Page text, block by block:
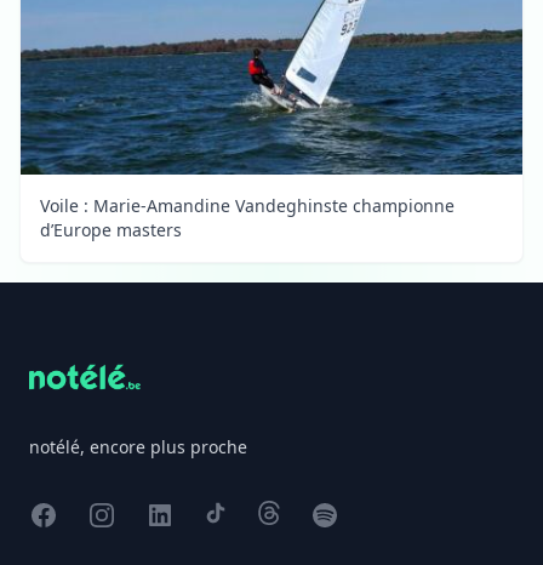
Voile : Marie-Amandine Vandeghinste championne
d’Europe masters
notélé, encore plus proche
FacebookInstagram
X TikTokThreadsSpotify